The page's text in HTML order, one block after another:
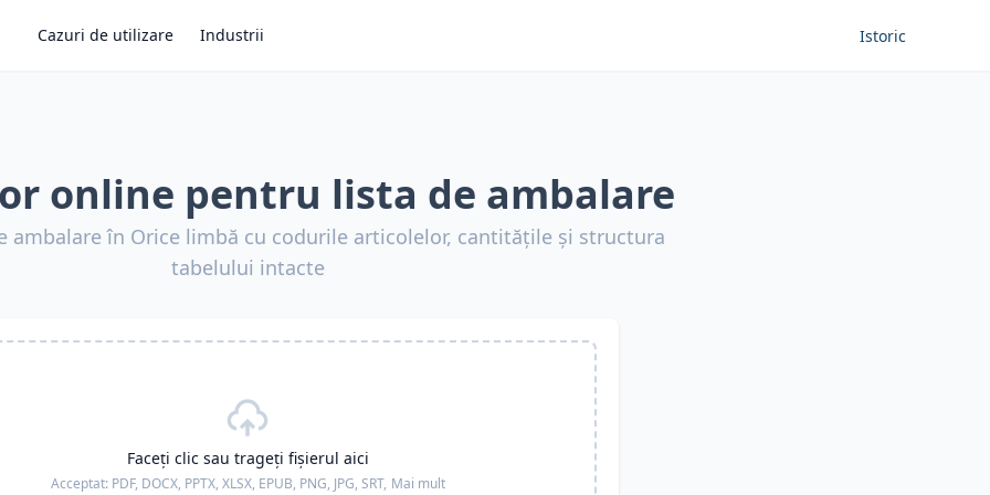
Cazuri de utilizare Industrii Istoric
online pentru lista de ambalare
ambalare în Orice limbă cu codurile articolelor, cantitățile și structura
tabelului intacte
Faceți clic sau trageți fișierul aici
Acceptat: PDF, DOCX, PPTX, XLSX, EPUB, PNG, JPG, SRT, Mai mult